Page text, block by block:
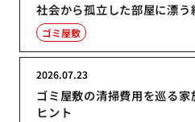
社会から孤立した部屋に漂う
ゴミ屋敷
ゴミ屋敷の清掃費用を巡る
ヒント
2026.07.23